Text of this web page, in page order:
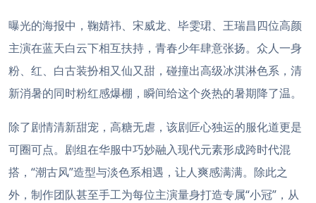
曝光的海报中，鞠婧祎、宋威龙、毕雯珺、王瑞昌四位高颜
主演在蓝天白云下相互扶持，青春少年肆意张扬。众人一身
粉、红、白古装扮相又仙又甜，碰撞出高级冰淇淋色系，清
新消暑的同时粉红感爆棚，瞬间给这个炎热的暑期降了温。
除了剧情清新甜宠，高糖无虐，该剧匠心独运的服化道更是
可圈可点。剧组在华服中巧妙融入现代元素形成跨时代混
搭，“潮古风”造型与淡色系相遇，让人爽感满满。除此之
外，制作团队甚至手工为每位主演量身打造专属“小冠”，从